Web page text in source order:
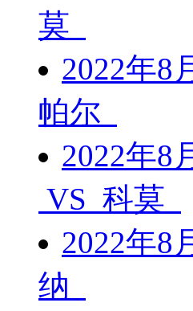
莫
2022年8
帕尔
2022年8
VS 科莫
2022年8
纳